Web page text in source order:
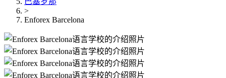
>
Enforex Barcelona